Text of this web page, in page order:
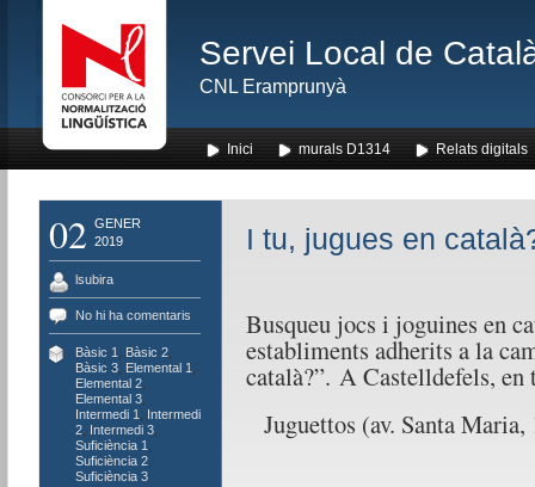
Servei Local de
CNL Eramprunyà
Inici murals D1314 Relats digitals
02 GENER
2019
lsubira
No hi ha comentaris
Bàsic 1 Bàsic 2,
Bàsic 3, Elemental 1
Elemental 2,
Elemental 3,
Intermedi 1
Intermedi
2, Intermedi 3,
Suficiència 1
Suficiència 2,
Suficiència 3
I tu, jugues en
Busqueu jocs i joguines en
establiments adherits a la
català?”. A Castelldefels, en
Juguettos (av. Santa Maria,